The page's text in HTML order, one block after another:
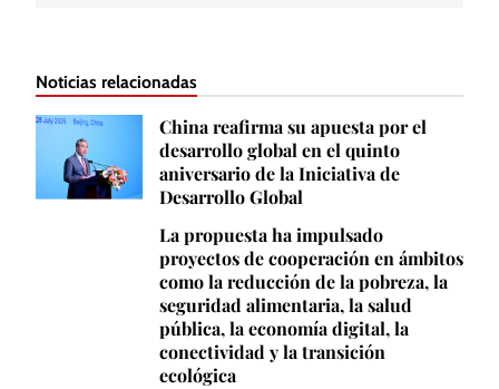
Noticias relacionadas
China reafirma su apuesta por el
desarrollo global en el quinto
aniversario de la Iniciativa de
Desarrollo Global
La propuesta ha impulsado
proyectos de cooperación en ámbitos
como la reducción de la pobreza, la
seguridad alimentaria, la salud
pública, la economía digital, la
conectividad y la transición
ecológica